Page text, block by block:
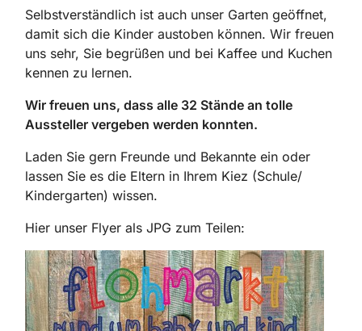
Selbstverständlich ist auch unser Garten geöffnet,
damit sich die Kinder austoben können. Wir freuen
uns sehr, Sie begrüßen und bei Kaffee und Kuchen
kennen zu lernen.
Wir freuen uns, dass alle 32 Stände an tolle
Aussteller vergeben werden konnten.
Laden Sie gern Freunde und Bekannte ein oder
lassen Sie es die Eltern in Ihrem Kiez (Schule/
Kindergarten) wissen.
Hier unser Flyer als JPG zum Teilen: